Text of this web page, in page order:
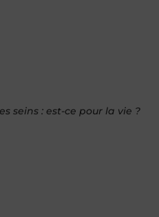
seins : est-ce pour la vie ?